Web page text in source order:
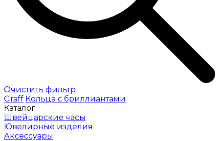
Очистить фильтр
Graff Кольца с бриллиантами
Каталог
Швейцарские часы
Ювелирные изделия
Аксессуары